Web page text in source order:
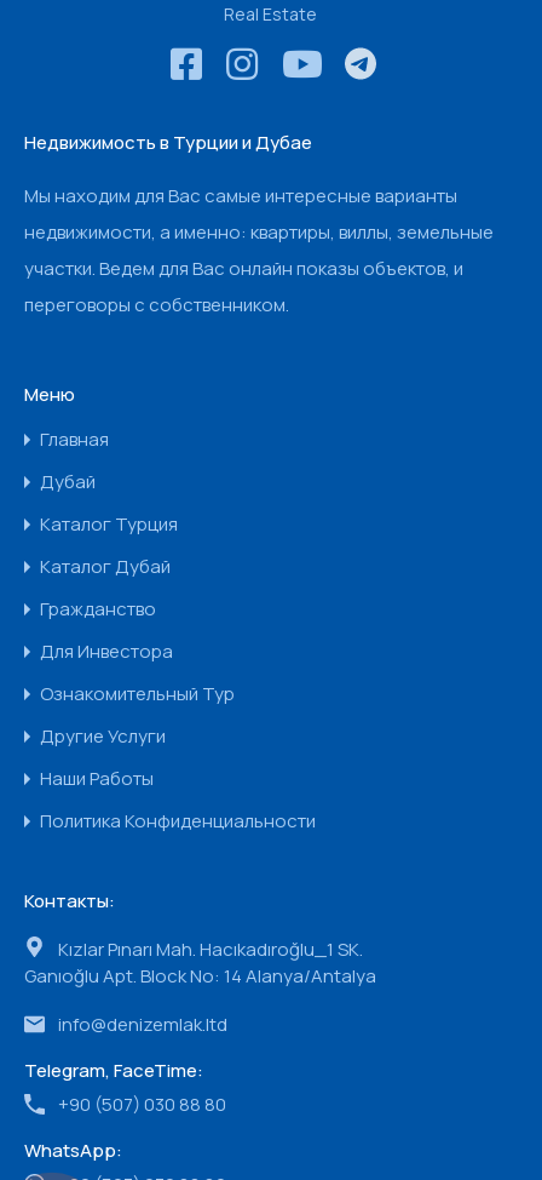
Real Estate
Недвижимость в Турции и Дубае
Мы находим для Вас самые интересные варианты
недвижимости, а именно: квартиры, виллы, земельные
участки. Ведем для Вас онлайн показы объектов, и
переговоры с собственником.
Меню
Главная
Дубай
Каталог Турция
Каталог Дубай
Гражданство
Для Инвестора
Ознакомительный Тур
Другие Услуги
Наши Работы
Политика Конфиденциальности
Контакты:
Kızlar Pınarı Mah. Hacıkadıroğlu_1 SK.
Ganıoğlu Apt. Block No: 14 Alanya/Antalya
info@denizemlak.ltd
Telegram, FaceTime:
+90 (507) 030 88 80
WhatsApp: